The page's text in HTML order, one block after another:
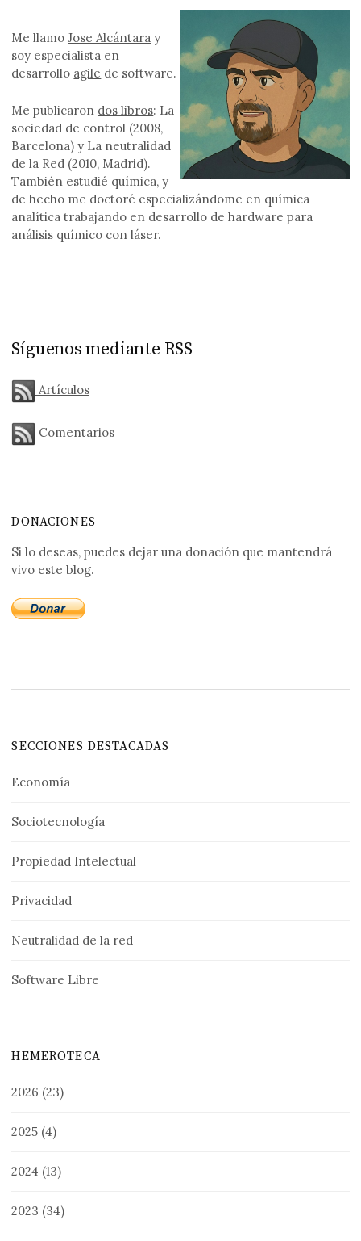
Me llamoJose Alcántara y
soy especialista en
desarrollo agile de software.
Me publicaron dos libros: La
sociedad de control (2008,
Barcelona) y La neutralidad
de la Red (2010, Madrid).
También estudié química, y
de hecho me doctoré especializándome en química
analítica trabajando en desarrollo de hardware para
análisis químico con láser.
Síguenos mediante RSS
Artículos
Comentarios
DONACIONES
Si lo deseas, puedes dejar una donación que mantendrá
vivo este blog.
SECCIONES DESTACADAS
Economía
Sociotecnología
Propiedad Intelectual
Privacidad
Neutralidad de la red
Software Libre
HEMEROTECA
2026 (23)
2025 (4)
2024 (13)
2023 (34)